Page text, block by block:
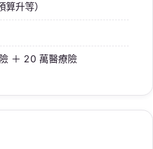
升等）
＋ 20 萬醫療險